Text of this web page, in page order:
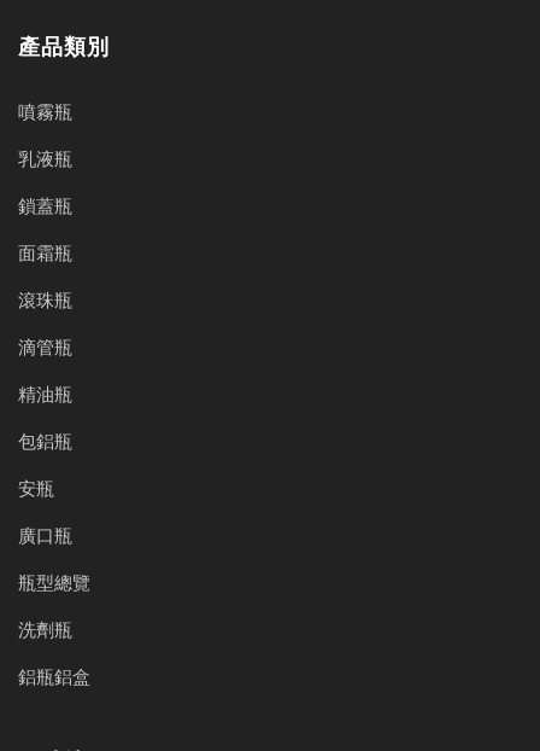
產品類別
噴霧瓶
乳液瓶
鎖蓋瓶
面霜瓶
滾珠瓶
滴管瓶
精油瓶
包鋁瓶
安瓶
廣口瓶
瓶型總覽
洗劑瓶
鋁瓶鋁盒